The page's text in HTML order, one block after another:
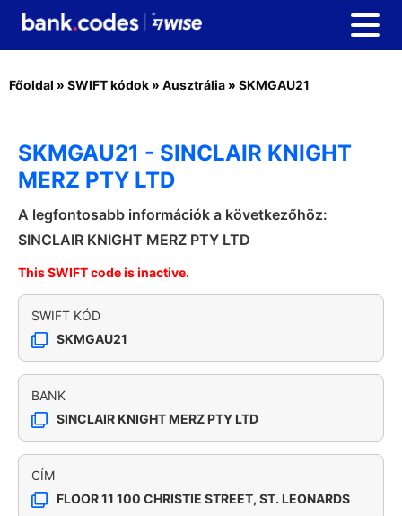
Főoldal » SWIFT kódok » Ausztrália » SKMGAU21
SKMGAU21 - SINCLAIR KNIGHT
MERZ PTY LTD
A legfontosabb információk a következőhöz:
SINCLAIR KNIGHT MERZ PTY LTD
This SWIFT code is inactive.
SWIFT KÓD
SKMGAU21
BANK
SINCLAIR KNIGHT MERZ PTY LTD
CÍM
FLOOR 11 100 CHRISTIE STREET, ST. LEONARDS